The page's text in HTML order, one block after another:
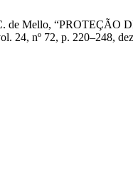
de Mello,
24, nº 72, p. 220–248,